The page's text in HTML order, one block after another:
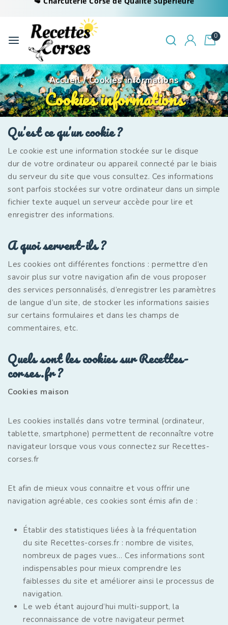
0
Accueil / Cookies informations
Cookies informations
Qu’est ce qu’un cookie ?
Le cookie est une information stockée sur le disque
dur de votre ordinateur ou appareil connecté par le biais
du serveur du site que vous consultez. Ces informations
sont parfois stockées sur votre ordinateur dans un simple
fichier texte auquel un serveur accède pour lire et
enregistrer des informations.
A quoi servent-ils ?
Les cookies ont différentes fonctions : permettre d’en
savoir plus sur votre navigation afin de vous proposer
des services personnalisés, d’enregistrer les paramètres
de langue d’un site, de stocker les informations saisies
sur certains formulaires et dans les champs de
commentaires, etc.
Quels sont les cookies sur Recettes-
corses.fr ?
Cookies maison
Les cookies installés dans votre terminal (ordinateur,
tablette, smartphone) permettent de reconnaître votre
navigateur lorsque vous vous connectez sur Recettes-
corses.fr
Et afin de mieux vous connaitre et vous offrir une
navigation agréable, ces cookies sont émis afin de :
Établir des statistiques liées à la fréquentation
du site Recettes-corses.fr : nombre de visites,
nombreux de pages vues… Ces informations sont
indispensables pour mieux comprendre les
faiblesses du site et améliorer ainsi le processus de
navigation.
Le web étant aujourd’hui multi-support, la
reconnaissance de votre navigateur permet